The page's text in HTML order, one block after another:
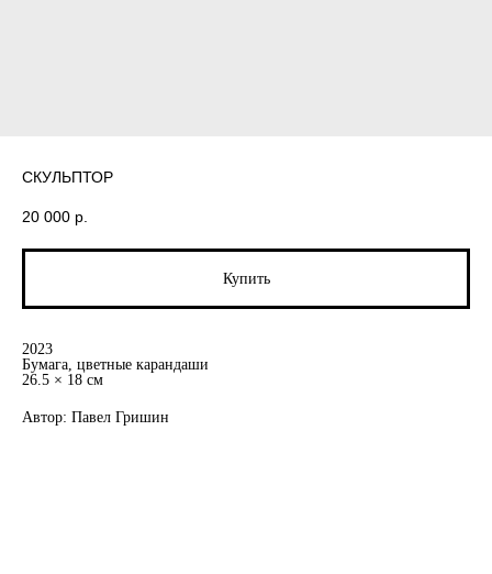
СКУЛЬПТОР
20 000 р.
Купить
2023
Бумага, цветные карандаши
26.5 × 18 см
Автор: Павел Гришин